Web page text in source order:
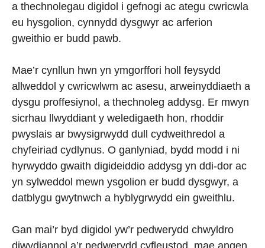
a thechnolegau digidol i gefnogi ac ategu cwricwla
eu hysgolion, cynnydd dysgwyr ac arferion
gweithio er budd pawb.
Mae’r cynllun hwn yn ymgorffori holl feysydd
allweddol y cwricwlwm ac asesu, arweinyddiaeth a
dysgu proffesiynol, a thechnoleg addysg. Er mwyn
sicrhau llwyddiant y weledigaeth hon, rhoddir
pwyslais ar bwysigrwydd dull cydweithredol a
chyfeiriad cydlynus. O ganlyniad, bydd modd i ni
hyrwyddo gwaith digideiddio addysg yn ddi-dor ac
yn sylweddol mewn ysgolion er budd dysgwyr, a
datblygu gwytnwch a hyblygrwydd ein gweithlu.
Gan mai’r byd digidol yw’r pedwerydd chwyldro